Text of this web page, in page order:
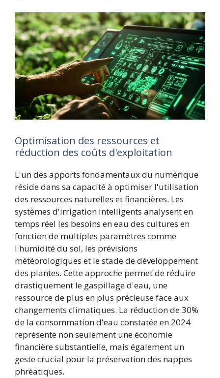
Optimisation des ressources et
réduction des coûts d'exploitation
L'un des apports fondamentaux du numérique
réside dans sa capacité à optimiser l'utilisation
des ressources naturelles et financières. Les
systèmes d'irrigation intelligents analysent en
temps réel les besoins en eau des cultures en
fonction de multiples paramètres comme
l'humidité du sol, les prévisions
météorologiques et le stade de développement
des plantes. Cette approche permet de réduire
drastiquement le gaspillage d'eau, une
ressource de plus en plus précieuse face aux
changements climatiques. La réduction de 30%
de la consommation d'eau constatée en 2024
représente non seulement une économie
financière substantielle, mais également un
geste crucial pour la préservation des nappes
phréatiques.